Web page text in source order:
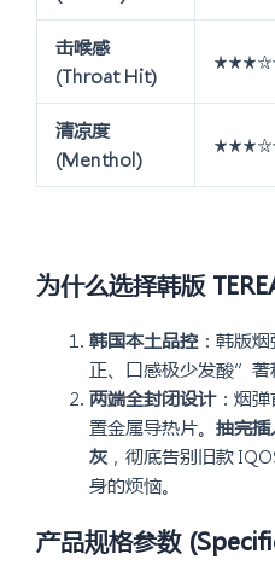
击喉感
(Throat Hit)
清凉度
(Menthol)
为什么选择韩版
韩国本土品控：韩版
正、口感极少发酸”著
两端全封闭设计：烟弹
置金属导热片。 抽完
灰，彻底告别旧款
身的烦恼。
产品规格参数